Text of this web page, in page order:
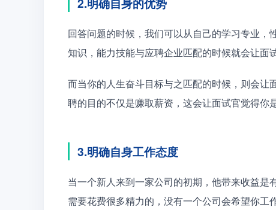
回答问题的时候，我们可以从自己的学习专业
知识，能力技能与应聘企业匹配的时候就会让面
而当你的人生奋斗目标与之匹配的时候，则会
聘的目的不仅是赚取薪资，这会让面试官觉得你
3.明确自身工作态度
当一个新人来到一家公司的初期，他带来收益
需要花费很多精力的，没有一个公司会希望你工